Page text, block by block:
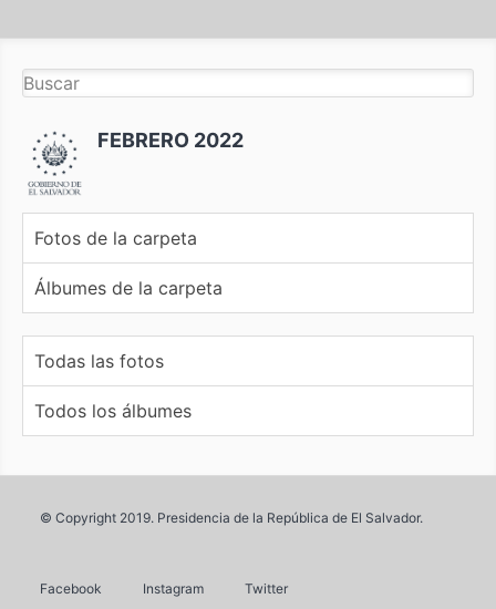
FEBRERO 2022
Fotos de la carpeta
Álbumes de la carpeta
Todas las fotos
Todos los álbumes
© Copyright 2019. Presidencia de la República de El Salvador.
Facebook Instagram Twitter